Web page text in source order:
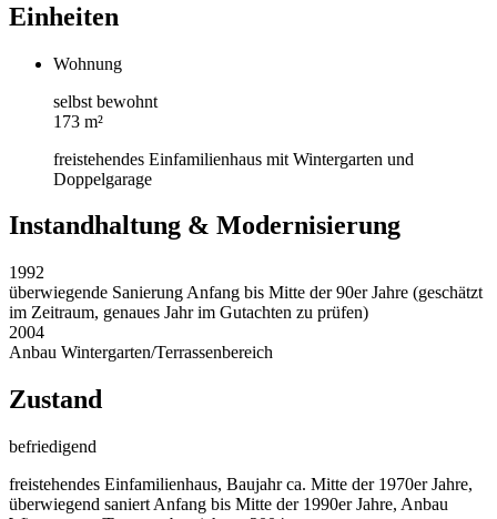
Einheiten
Wohnung
selbst bewohnt
173 m²
freistehendes Einfamilienhaus mit Wintergarten und
Doppelgarage
Instandhaltung & Modernisierung
1992
überwiegende Sanierung Anfang bis Mitte der 90er Jahre (geschätzt
im Zeitraum, genaues Jahr im Gutachten zu prüfen)
2004
Anbau Wintergarten/Terrassenbereich
Zustand
befriedigend
freistehendes Einfamilienhaus, Baujahr ca. Mitte der 1970er Jahre,
überwiegend saniert Anfang bis Mitte der 1990er Jahre, Anbau